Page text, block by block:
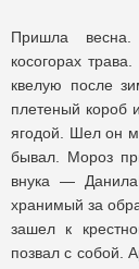
Пришла весна.
косогорах
квелую после
плетеный короб
ягодой. Шел он
бывал. Мороз
внука —
хранимый за
зашел к
позвал с собой.